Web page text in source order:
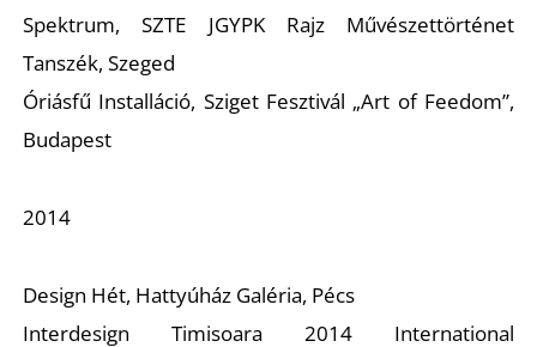
Spektrum, SZTE JGYPK Rajz Művészettörténet
Tanszék, Szeged
Óriásfű Installáció, Sziget Fesztivál „Art of Feedom”,
Budapest
2014
Design Hét, Hattyúház Galéria, Pécs
Interdesign Timisoara 2014 International